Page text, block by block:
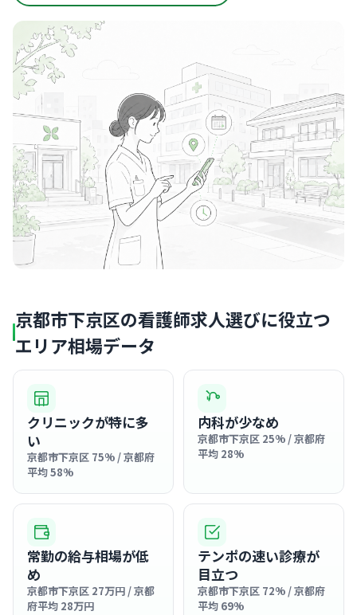
京都市下京区の看護師求人選びに役立つ
エリア相場データ
クリニックが特に多
い
京都市下京区 75% / 京都府
平均 58%
内科が少なめ
京都市下京区 25% / 京都府
平均 28%
常勤の給与相場が低
め
京都市下京区 27万円 / 京都
府平均 28万円
テンポの速い診療が
目立つ
京都市下京区 72% / 京都府
平均 69%